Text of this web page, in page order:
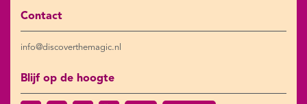
Contact
info@discoverthemagic.nl
Blijf op de hoogte